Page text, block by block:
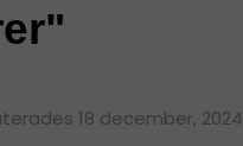
18 december, 2024